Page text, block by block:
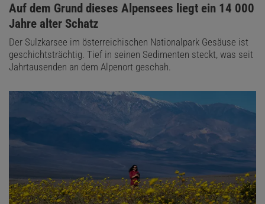
:
Auf dem Grund dieses Alpensees liegt ein 14 000
Jahre alter Schatz
Der Sulzkarsee im österreichischen Nationalpark Gesäuse ist
geschichtsträchtig. Tief in seinen Sedimenten steckt, was seit
Jahrtausenden an dem Alpenort geschah.